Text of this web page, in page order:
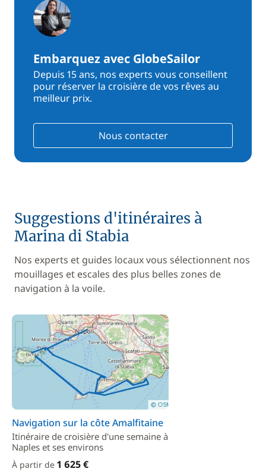
Embarquez avec GlobeSailor
Depuis 15 ans, nos experts vous conseillent
pour réserver la croisière de vos rêves au
meilleur prix.
Nous contacter
Suggestions d'itinéraires à
Marina di Stabia
Nos experts et guides locaux vous sélectionnent nos
mouillages et escales des plus belles zones de
navigation à la voile.
Navigation sur la côte Amalfitaine
Itinéraire de croisière d'une semaine à
Naples et ses environs
À partir de 1 625 €